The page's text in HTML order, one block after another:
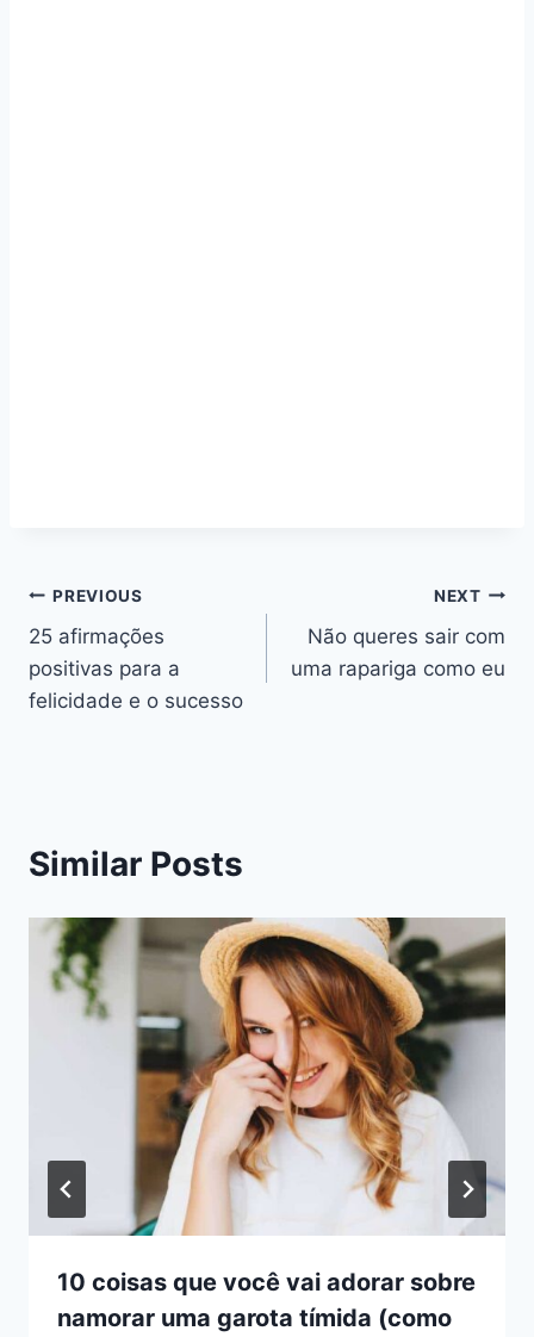
Navegação
de
artigos
PREVIOUS
25 afirmações
positivas para a
felicidade e o sucesso
NEXT
Não queres sair com
uma rapariga como eu
Similar Posts
10 coisas que você vai adorar sobre
namorar uma garota tímida (como